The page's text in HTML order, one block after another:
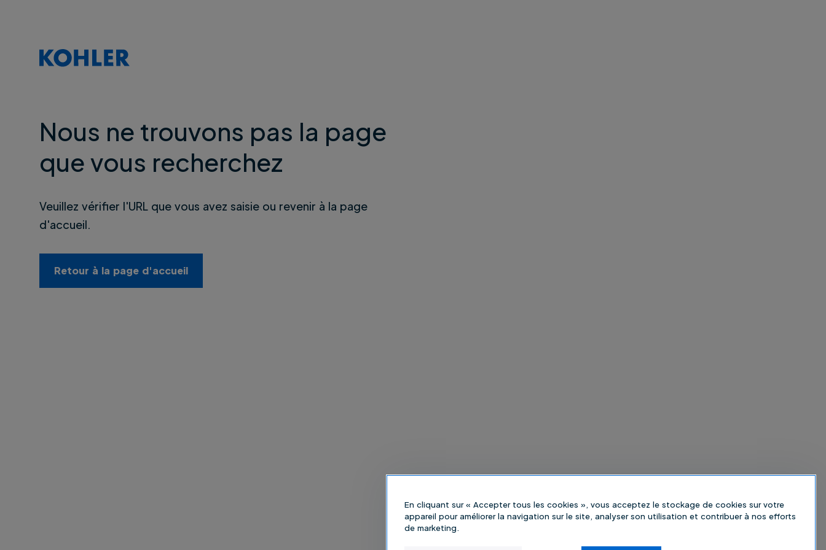
Nous ne trouvons pas la page
que vous recherchez
Veuillez vérifier l'URL que vous avez saisie ou revenir à la page
d'accueil.
Retour à la page d'accueil
En cliquant sur « Accepter tous les cookies », vous acceptez le stockage de cookies sur votre
appareil pour améliorer la navigation sur le site, analyser son utilisation et contribuer à nos efforts
de marketing.